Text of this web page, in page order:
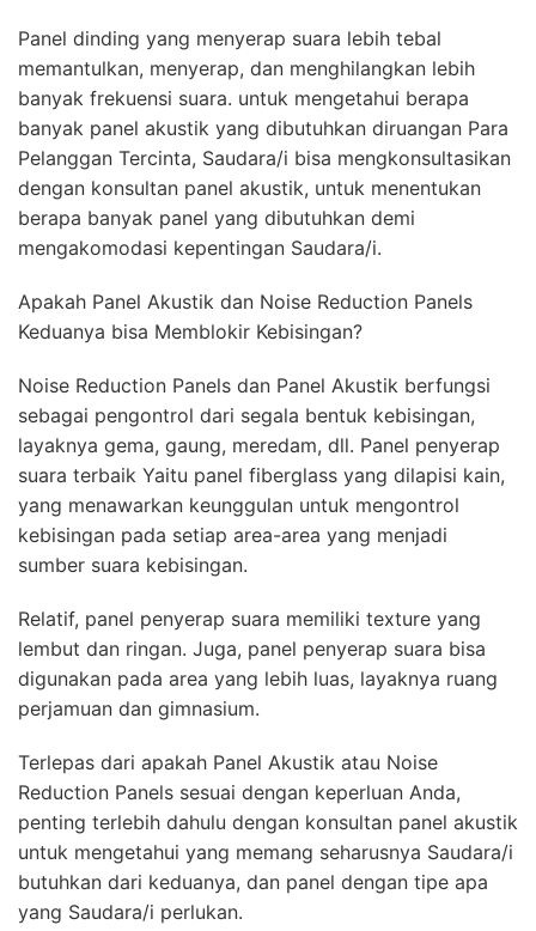
Panel dinding yang menyerap suara lebih tebal
memantulkan, menyerap, dan menghilangkan lebih
banyak frekuensi suara. untuk mengetahui berapa
banyak panel akustik yang dibutuhkan diruangan Para
Pelanggan Tercinta, Saudara/i bisa mengkonsultasikan
dengan konsultan panel akustik, untuk menentukan
berapa banyak panel yang dibutuhkan demi
mengakomodasi kepentingan Saudara/i.
Apakah Panel Akustik dan Noise Reduction Panels
Keduanya bisa Memblokir Kebisingan?
Noise Reduction Panels dan Panel Akustik berfungsi
sebagai pengontrol dari segala bentuk kebisingan,
layaknya gema, gaung, meredam, dll. Panel penyerap
suara terbaik Yaitu panel fiberglass yang dilapisi kain,
yang menawarkan keunggulan untuk mengontrol
kebisingan pada setiap area-area yang menjadi
sumber suara kebisingan.
Relatif, panel penyerap suara memiliki texture yang
lembut dan ringan. Juga, panel penyerap suara bisa
digunakan pada area yang lebih luas, layaknya ruang
perjamuan dan gimnasium.
Terlepas dari apakah Panel Akustik atau Noise
Reduction Panels sesuai dengan keperluan Anda,
penting terlebih dahulu dengan konsultan panel akustik
untuk mengetahui yang memang seharusnya Saudara/i
butuhkan dari keduanya, dan panel dengan tipe apa
yang Saudara/i perlukan.